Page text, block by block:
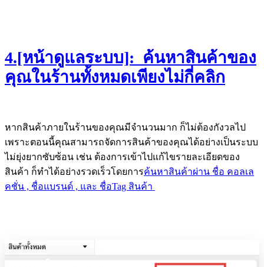
4.[หน้าดูแลระบบ]: ค้นหาสินค้าของ
คุณในร้านทั้งหมดเพียงไม่กี่คลิก
หากสินค้าภายในร้านของคุณมีจำนวนมาก ก็ไม่ต้องกังวลไป
เพราะตอนนี้คุณสามารถจัดการสินค้าของคุณได้อย่างเป็นระบบ
ไม่ยุ่งยากซับซ้อน เช่น ต้องการเข้าไปแก้ไขรายละเอียดของ
สินค้า ก็ทำได้อย่างรวดเร็วโดยการค้นหาสินค้าผ่าน ชื่อ คอลเล
คชั่น , ชื่อแบรนด์ , และ ชื่อTag สินค้า